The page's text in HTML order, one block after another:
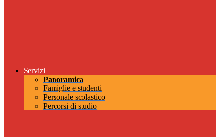
Servizi
Panoramica
Famiglie e studenti
Personale scolastico
Percorsi di studio